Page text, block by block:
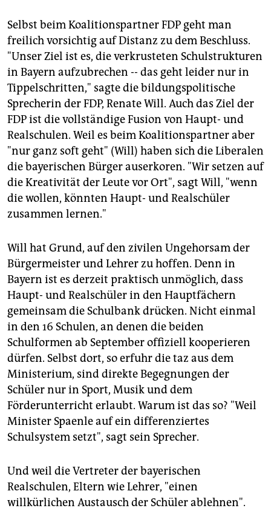
Selbst beim Koalitionspartner FDP geht man
freilich vorsichtig auf Distanz zu dem Beschluss.
"Unser Ziel ist es, die verkrusteten Schulstrukturen
in Bayern aufzubrechen -- das geht leider nur in
Tippelschritten," sagte die bildungspolitische
Sprecherin der FDP, Renate Will. Auch das Ziel der
FDP ist die vollständige Fusion von Haupt- und
Realschulen. Weil es beim Koalitionspartner aber
"nur ganz soft geht" (Will) haben sich die Liberalen
die bayerischen Bürger auserkoren. "Wir setzen auf
die Kreativität der Leute vor Ort", sagt Will, "wenn
die wollen, könnten Haupt- und Realschüler
zusammen lernen."
Will hat Grund, auf den zivilen Ungehorsam der
Bürgermeister und Lehrer zu hoffen. Denn in
Bayern ist es derzeit praktisch unmöglich, dass
Haupt- und Realschüler in den Hauptfächern
gemeinsam die Schulbank drücken. Nicht einmal
in den 16 Schulen, an denen die beiden
Schulformen ab September offiziell kooperieren
dürfen. Selbst dort, so erfuhr die taz aus dem
Ministerium, sind direkte Begegnungen der
Schüler nur in Sport, Musik und dem
Förderunterricht erlaubt. Warum ist das so? "Weil
Minister Spaenle auf ein differenziertes
Schulsystem setzt", sagt sein Sprecher.
Und weil die Vertreter der bayerischen
Realschulen, Eltern wie Lehrer, "einen
willkürlichen Austausch der Schüler ablehnen".